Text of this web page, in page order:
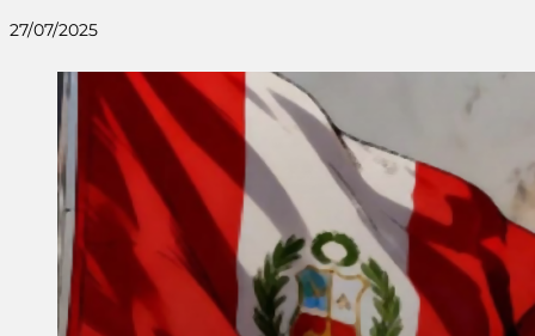
27/07/2025